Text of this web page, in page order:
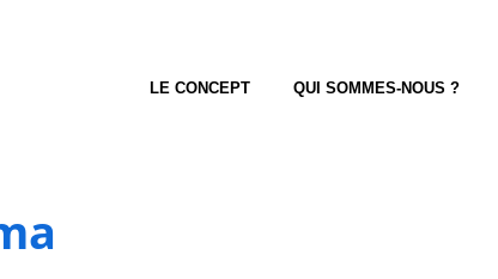
LE CONCEPT QUI SOMMES-NOUS ?